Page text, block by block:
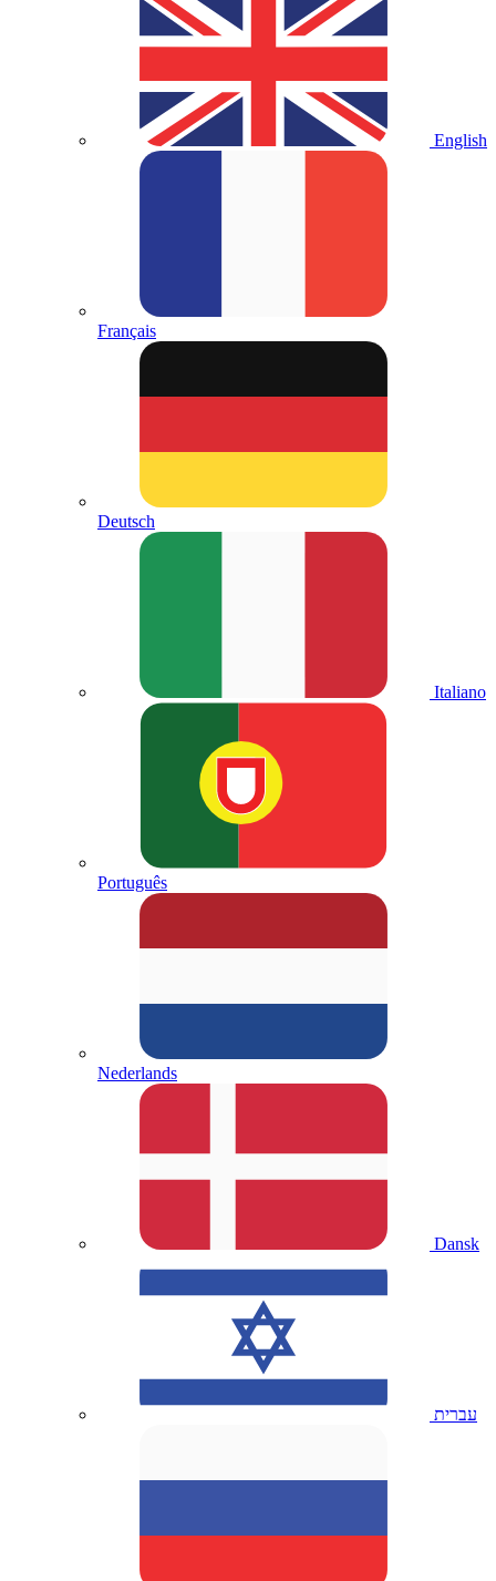
English
Français
Deutsch
Italiano
Português
Nederlands
Dansk
עברית